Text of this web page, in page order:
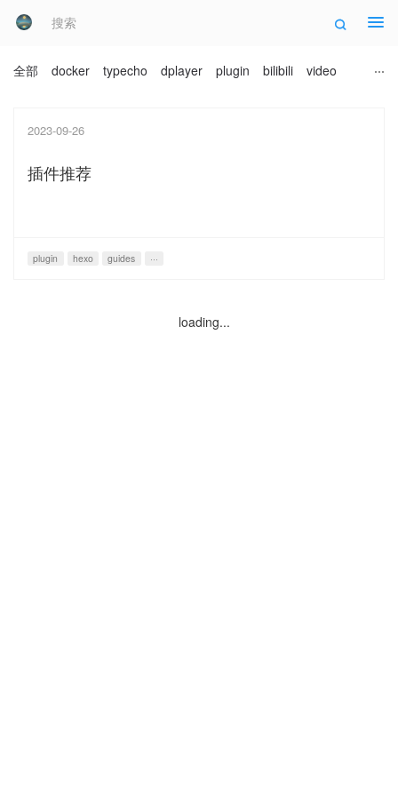
全部 docker typecho dplayer plugin bilibili video
2023-09-26
插件推荐
plugin hexo guides ···
loading...